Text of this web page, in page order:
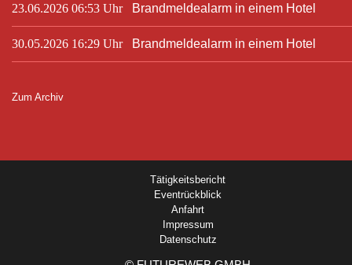
23.06.2026 06:53 Uhr Brandmeldealarm in einem Hotel
30.05.2026 16:29 Uhr Brandmeldealarm in einem Hotel
Zum Archiv
Tätigkeitsbericht
Eventrückblick
Anfahrt
Impressum
Datenschutz